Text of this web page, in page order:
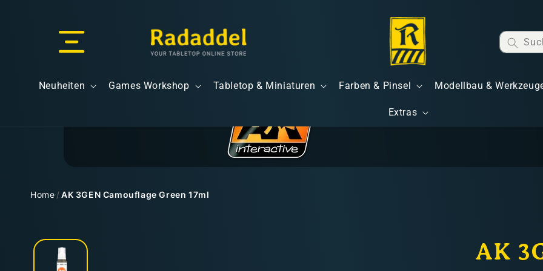
Neuheiten Games Workshop Tabletop & Miniaturen Farben & Pinsel Modellbau &
Extras
Home /AK 3GEN Camouflage Green 17ml
Zu
Produktinformationen
AK
Kostenloser Versand